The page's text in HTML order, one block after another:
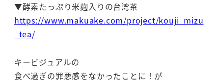
▼酵素たっぷり米麹入りの台湾茶
https://www.makuake.com/project/kouji_mizu
_tea/
キービジュアルの
食べ過ぎの罪悪感をなかったことに！が